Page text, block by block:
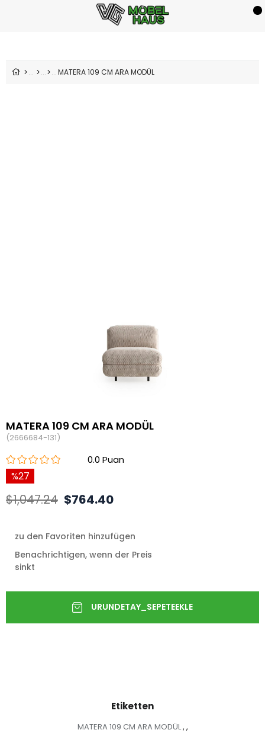
MATERA 109 CM ARA MODÜL
MATERA 109 CM ARA MODÜL
(2666684-131)
0.0
27
$1,047.24 $764.40
zu den Favoriten hinzufügen
Benachrichtigen, wenn der Preis
sinkt
Etiketten
MATERA 109 CM ARA MODÜL, ,